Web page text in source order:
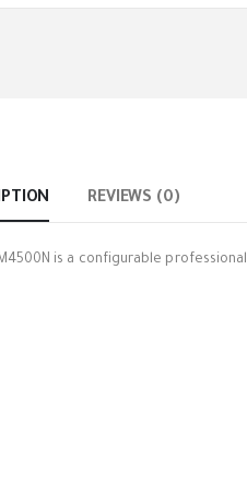
REVIEWS (0)
is a configurable